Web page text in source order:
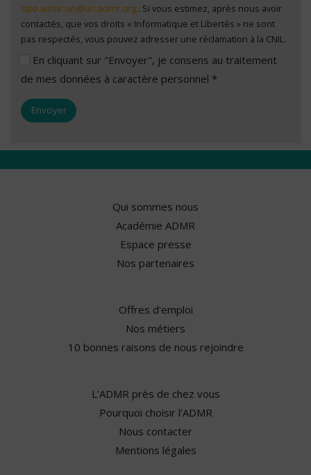
. Si vous estimez, après nous avoir
contactés, que vos droits « Informatique et Libertés » ne sont
pas respectés, vous pouvez adresser une réclamation à la CNIL.
En cliquant sur "Envoyer", je consens au traitement
de mes données à caractère personnel *
Qui sommes nous
Académie ADMR
Espace presse
Nos partenaires
Offres d'emploi
Nos métiers
10 bonnes raisons de nous rejoindre
L'ADMR près de chez vous
Pourquoi choisir l'ADMR
Nous contacter
Mentions légales